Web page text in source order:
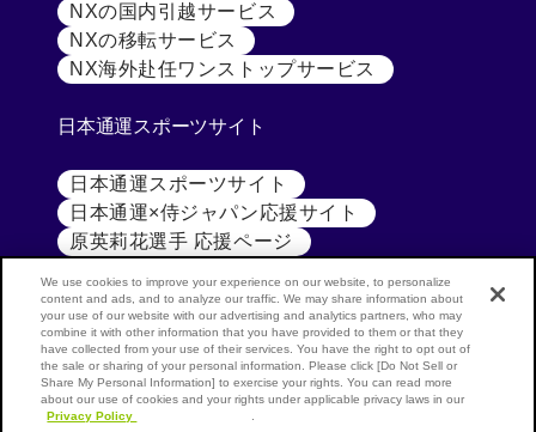
NXの国内引越サービス [別ウィンドウで開く]
NXの移転サービス [別ウィンドウで開く]
NX海外赴任ワンストップサービス [別ウィンドウで
日本通運スポーツサイト
日本通運スポーツサイト [別ウィンドウで開く]
日本通運×侍ジャパン応援サイト [別ウィンドウで開
原英莉花選手 応援ページ [別ウィンドウで開く]
公式SNS
NX
GROUP
We use cookies to improve your experience on our website, to personalize
content and ads, and to analyze our traffic. We may share information about
your use of our website with our advertising and analytics partners, who may
combine it with other information that you have provided to them or that they
have collected from your use of their services. You have the right to opt out of
the sale or sharing of your personal information. Please click [Do Not Sell or
Share My Personal Information] to exercise your rights. You can read more
about our use of cookies and your rights under applicable privacy laws in our
Privacy Policy